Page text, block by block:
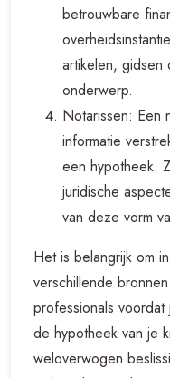
betrouwbare
artikelen, gidsen
onderwerp.
Notarissen: Een
informatie
een hypotheek.
juridische
van deze vorm
Het is belangrijk om
verschillende
professionals
de hypotheek van je
weloverwogen